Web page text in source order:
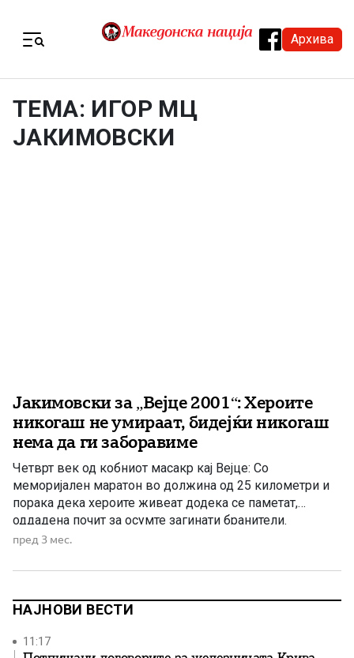
Архива
ТЕМА: ИГОР МЦ
ЈАКИМОВСКИ
Јакимовски за „Вејце 2001“: Хероите
никогаш не умираат, бидејќи никогаш
нема да ги заборавиме
Четврт век од кобниот масакр кај Вејце: Со
меморијален маратон во должина од 25 километри и
порака дека хероите живеат додека се паметат,
оддадена почит за осумте загинати бранители.
пред 3 мес.
НАЈНОВИ ВЕСТИ
11:17